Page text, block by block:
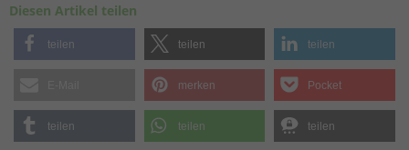
Diesen Artikel teilen
teilen teilen teilen
merken Pocket
teilen teilen teilen